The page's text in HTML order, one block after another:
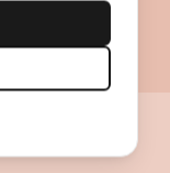
Versand
wir sie